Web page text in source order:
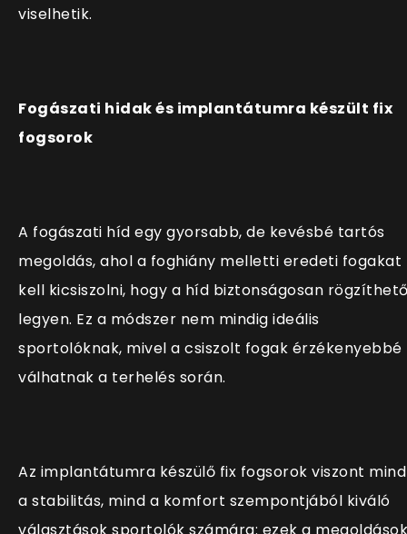
viselhetik.
Fogászati hidak és implantátumra készült fix
fogsorok
A fogászati híd egy gyorsabb, de kevésbé tartós
megoldás, ahol a foghiány melletti eredeti fogakat
kell kicsiszolni, hogy a híd biztonságosan
legyen. Ez a módszer nem mindig ideális
sportolóknak, mivel a csiszolt fogak érzékenyebbé
válhatnak a terhelés során.
Az implantátumra készülő fix fogsorok viszont mind
a stabilitás, mind a komfort szempontjából kiváló